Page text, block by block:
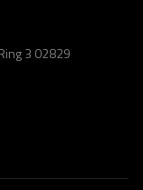
3 02829